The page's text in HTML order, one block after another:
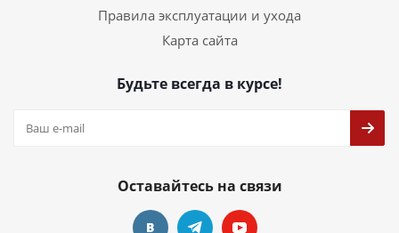
Правила эксплуатации и ухода
Карта сайта
Будьте всегда в курсе!
Оставайтесь на связи